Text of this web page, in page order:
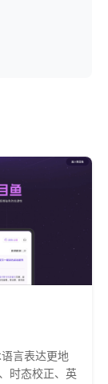
言表达更地
时态校正、英